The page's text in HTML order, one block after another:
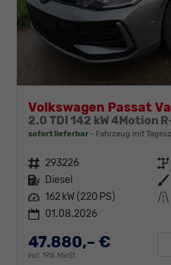
Volkswagen Passat
sofort lieferbar Fahrzeug mit
Fahrzeugnr. 293226 Getriebe
Kraftstoff Diesel Außenfarbe
Leistung 162 kW (220 PS) Kilometerstand
01.08.2026
47.880,– €
incl. 19% MwSt.